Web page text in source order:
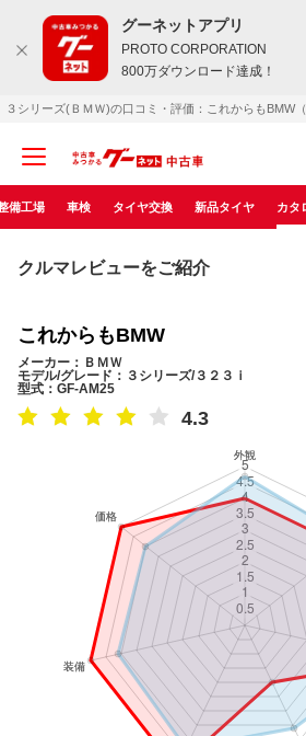
グーネットアプリ
PROTO CORPORATION
800万ダウンロード達成！
３シリーズ(ＢＭＷ)の口コミ・評価：これからもBMW（
備工場 車検 タイヤ交換 新品タイヤ カタ
クルマレビューをご紹介
これからもBMW
メーカー：ＢＭＷ
モデル/グレード：３シリーズ/３２３ｉ
型式：GF-AM25
4.3